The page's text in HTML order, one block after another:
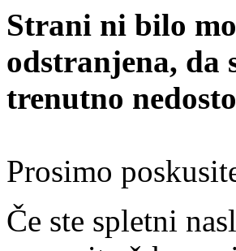
Strani ni bilo
odstranjena, da
trenutno
Prosimo
Če ste spletni